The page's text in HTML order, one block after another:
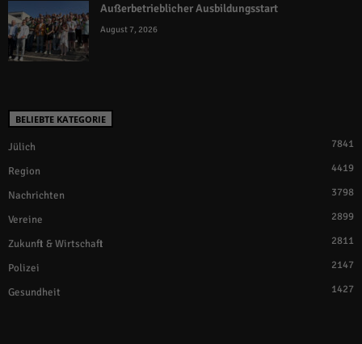
Außerbetrieblicher Ausbildungsstart
August 7, 2026
BELIEBTE KATEGORIE
Jülich 7841
Region 4419
Nachrichten 3798
Vereine 2899
Zukunft & Wirtschaft 2811
Polizei 2147
Gesundheit 1427